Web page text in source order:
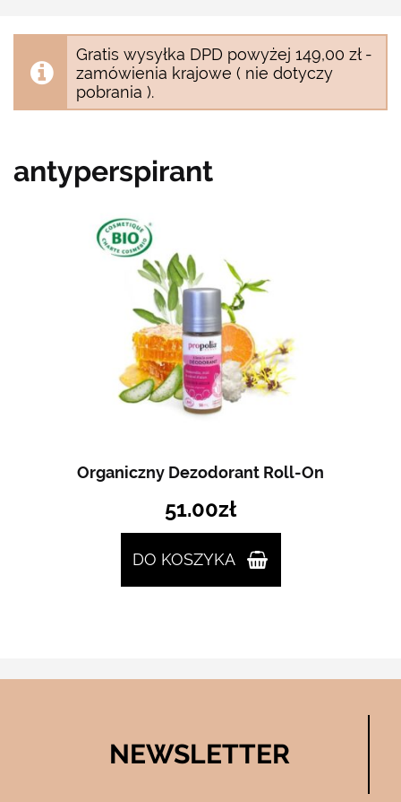
Gratis wysyłka DPD powyżej 149,00 zł -
zamówienia krajowe ( nie dotyczy
pobrania ).
antyperspirant
Organiczny Dezodorant Roll-On
51.00zł
DO KOSZYKA
NEWSLETTER